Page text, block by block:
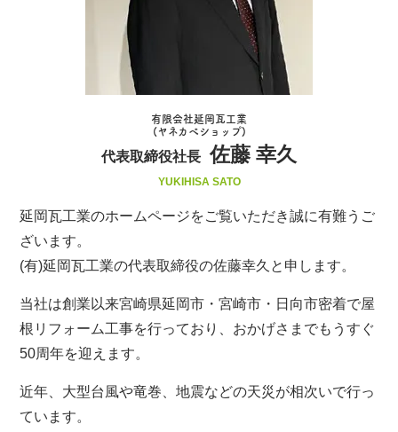
有限会社延岡瓦工業
(ヤネカベショップ)
代表取締役社長 佐藤 幸久
YUKIHISA SATO
延岡瓦工業のホームページをご覧いただき誠に有難うご
ざいます。
(有)延岡瓦工業の代表取締役の佐藤幸久と申します。
当社は創業以来宮崎県延岡市・宮崎市・日向市密着で屋
根リフォーム工事を行っており、おかげさまでもうすぐ
50周年を迎えます。
近年、大型台風や竜巻、地震などの天災が相次いで行っ
ています。